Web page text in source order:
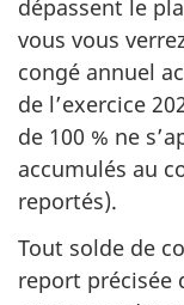
dépassent le
vous vous
congé annuel
de l’exercice
de 100 % ne
accumulés au
reportés).
Tout solde de
report précisée